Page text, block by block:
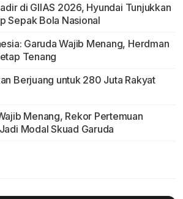
di GIIAS 2026, Hyundai Tunjukkan
Sepak Bola Nasional
Garuda Wajib Menang, Herdman
Tenang
Berjuang untuk 280 Juta Rakyat
Menang, Rekor Pertemuan
Modal Skuad Garuda